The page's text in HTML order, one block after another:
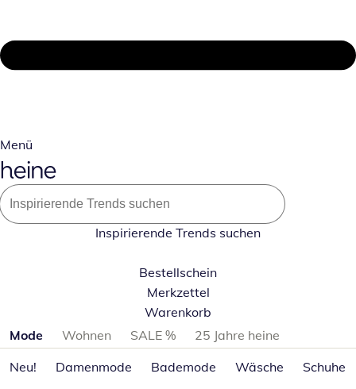
Menü
Inspirierende Trends suchen
Bestellschein
Merkzettel
Warenkorb
Produktkategorien überspringen
Mode Wohnen SALE %
25 Jahre heine
Neu!
Damenmode Bademode Wäsche Schuhe